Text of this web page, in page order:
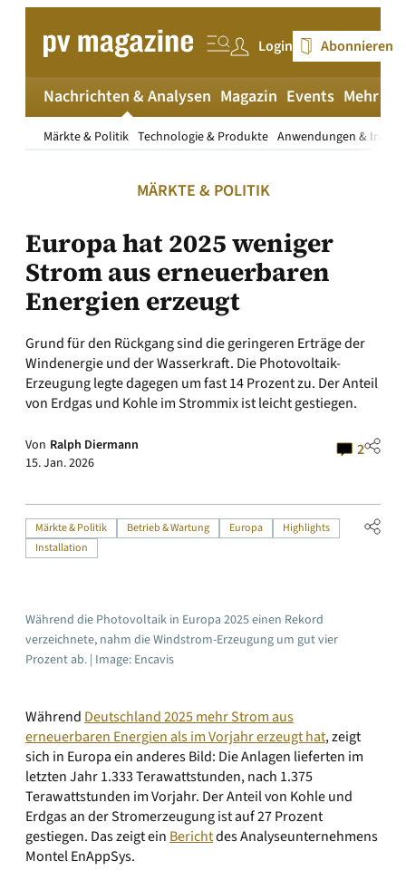
springen
Login Abonnieren
Nachrichten & Analysen
Märkte & Politik Technologie & Produkte Anwendungen &
Magazin Events Mehr
MÄRKTE & POLITIK
Europa hat 2025 weniger
Strom aus erneuerbaren
Energien erzeugt
Grund für den Rückgang sind die geringeren Erträge der
Windenergie und der Wasserkraft. Die Photovoltaik-
Erzeugung legte dagegen um fast 14 Prozent zu. Der Anteil
von Erdgas und Kohle im Strommix ist leicht gestiegen.
Von Ralph Diermann
15. Jan. 2026
2
Märkte & Politik Betrieb & Wartung Europa
Highlights
Installation
Während die Photovoltaik in Europa 2025 einen Rekord
verzeichnete, nahm die Windstrom-Erzeugung um gut vier
Prozent ab. | Image: Encavis
Während Deutschland 2025 mehr Strom aus
erneuerbaren Energien als im Vorjahr erzeugt hat, zeigt
sich in Europa ein anderes Bild: Die Anlagen lieferten im
letzten Jahr 1.333 Terawattstunden, nach 1.375
Terawattstunden im Vorjahr. Der Anteil von Kohle und
Erdgas an der Stromerzeugung ist auf 27 Prozent
gestiegen. Das zeigt ein Berichtdes Analyseunternehmens
Montel EnAppSys.